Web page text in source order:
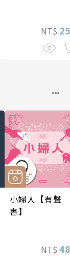
NT$
小婦人【有聲
書】
NT$